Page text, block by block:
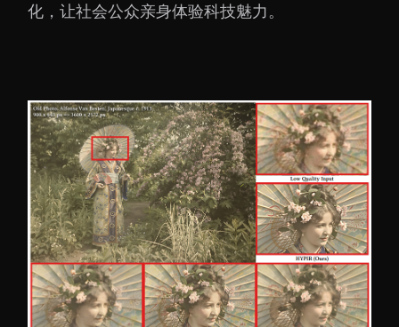
化，让社会公众亲身体验科技魅力。